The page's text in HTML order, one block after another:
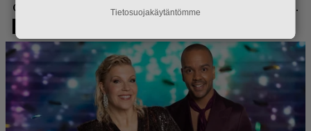
Tietosuojakäytäntömme